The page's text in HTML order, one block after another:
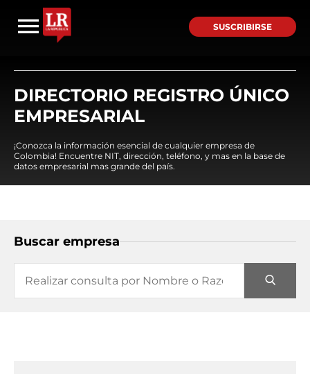
SUSCRIBIRSE
DIRECTORIO REGISTRO ÚNICO
EMPRESARIAL
¡Conozca la información esencial de cualquier empresa de
Colombia! Encuentre NIT, dirección, teléfono, y mas en la base de
datos empresarial mas grande del país.
Buscar empresa